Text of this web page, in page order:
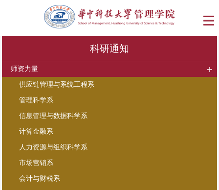
科研通知
师资力量
供应链管理与系统工程系
管理科学系
信息管理与数据科学系
计算金融系
人力资源与组织科学系
市场营销系
会计与财税系